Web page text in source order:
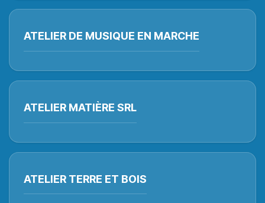
ATELIER DE MUSIQUE EN MARCHE
ATELIER MATIÈRE SRL
ATELIER TERRE ET BOIS